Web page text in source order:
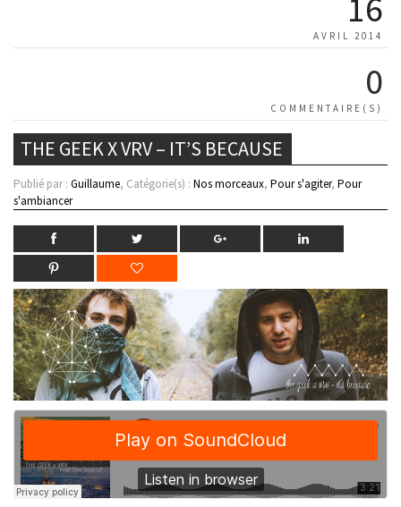
AVRIL 2014
0
COMMENTAIRE(S)
THE GEEK X VRV – IT’S BECAUSE
Publié par : Guillaume, Catégorie(s) : Nos morceaux, Pour s'agiter, Pour
s'ambiancer